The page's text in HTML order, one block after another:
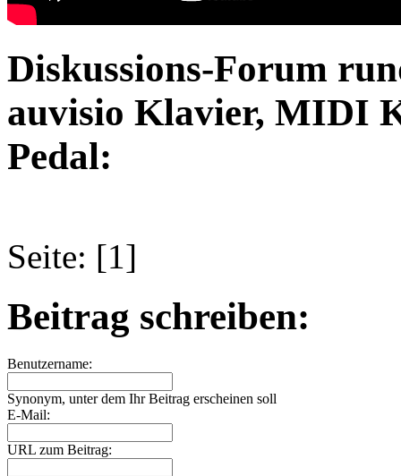
Diskussions-Forum
auvisio Klavier, MIDI
Pedal:
Seite: [1]
Beitrag schreiben:
Benutzername:
Synonym, unter dem Ihr Beitrag erscheinen soll
E-Mail:
URL zum Beitrag: